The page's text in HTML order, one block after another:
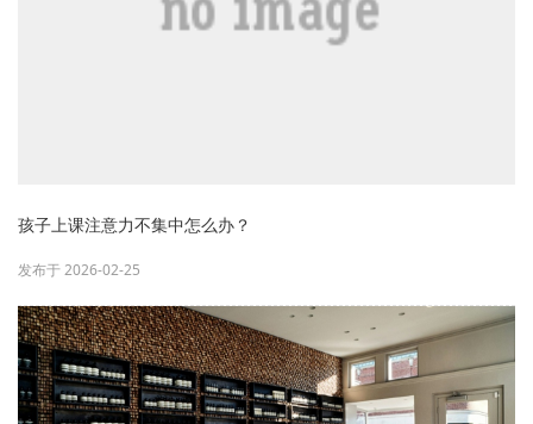
孩子上课注意力不集中怎么办？
发布于 2026-02-25